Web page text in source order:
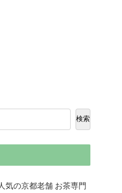
検索
気の京都老舗 お茶専門